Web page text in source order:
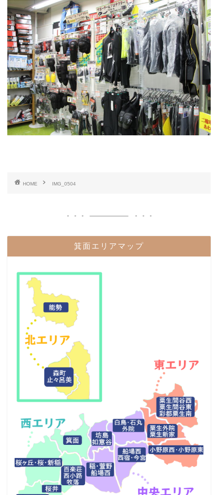
HOME IMG_0504
箕面エリアマップ